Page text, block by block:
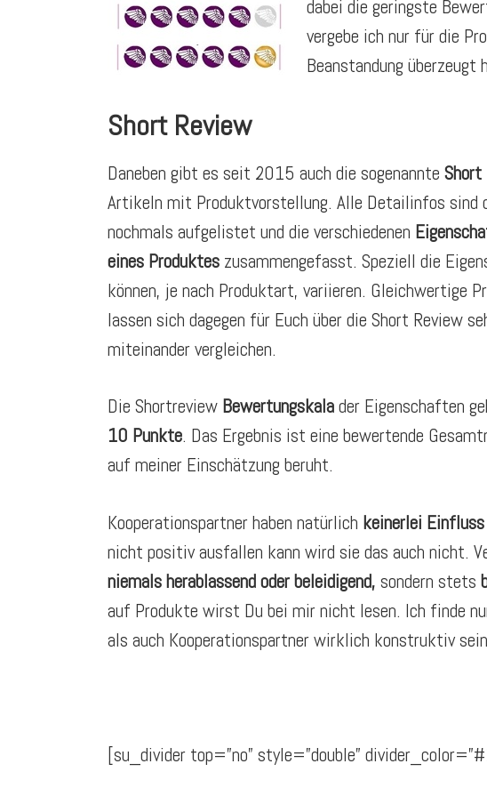
dabei die geringste
vergebe ich nur für die
Beanstandung überzeugt
Short Review
Daneben gibt es seit 2015 auch die sogenannte Short
Artikeln mit Produktvorstellung. Alle Detailinfos sind
nochmals aufgelistet und die verschiedenen
eines Produktes zusammengefasst. Speziell die
können, je nach Produktart, variieren. Gleichwertige
lassen sich dagegen für Euch über die Short Review
miteinander vergleichen.
Die Shortreview Bewertungskalader Eigenschaften
10 Punkte. Das Ergebnis ist eine bewertende
auf meiner Einschätzung beruht.
Kooperationspartner haben natürlich keinerlei Einfluss
nicht positiv ausfallen kann wird sie das auch nicht.
niemals herablassend oder beleidigend, sondern stets
auf Produkte wirst Du bei mir nicht lesen. Ich finde
als auch Kooperationspartner wirklich konstruktiv
[su_divider top=”no” style=”double”